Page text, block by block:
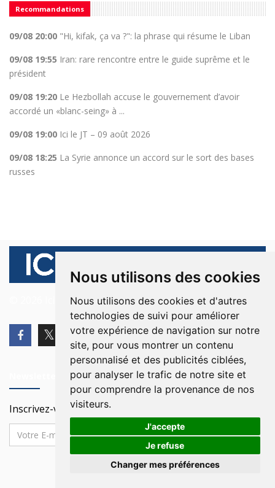
Nous utilisons des cookies
Nous utilisons des cookies et d'autres
technologies de suivi pour améliorer
votre expérience de navigation sur notre
site, pour vous montrer un contenu
personnalisé et des publicités ciblées,
pour analyser le trafic de notre site et
pour comprendre la provenance de nos
visiteurs.
J'accepte
Je refuse
Changer mes préférences
Recommandations
09/08 20:00 "Hi, kifak, ça va ?": la phrase qui résume le Liban
09/08 19:55 Iran: rare rencontre entre le guide suprême et le
président
09/08 19:20 Le Hezbollah accuse le gouvernement d’avoir
accordé un «blanc-seing» à ...
09/08 19:00 Ici le JT – 09 août 2026
09/08 18:25 La Syrie annonce un accord sur le sort des bases
russes
© 2026 Ici Beyrouth. Tous les droits sont réservés.
Inscrivez-vous à notre Newsletter